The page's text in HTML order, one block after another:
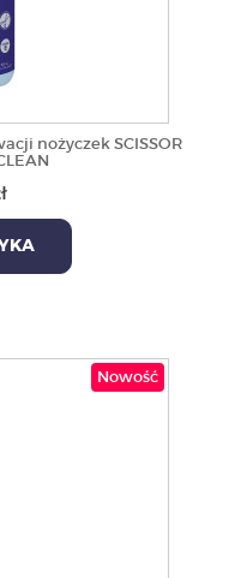
nożyczek SCISSOR
Nowość